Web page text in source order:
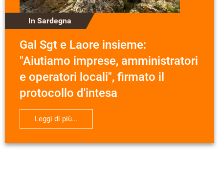
In Sardegna
Gal Sgt e Laore insieme:
"Aiutiamo imprese, amministratori
e operatori locali", firmato il
protocollo d'intesa
Leggi di più...